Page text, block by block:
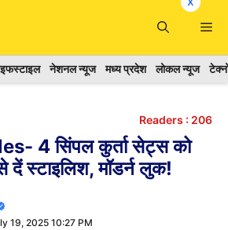
नेशनल न्यूज मध्य प्रदेश लोकल न्यूज
Readers : 206
4 सिंपल कुर्ता सेट्स को
स्टाइलिश, मॉडर्न लुक!
19, 2025 10:27 PM